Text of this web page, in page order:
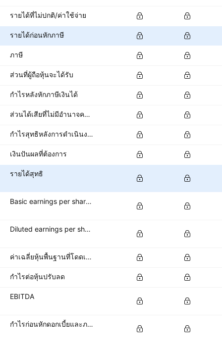
รายได้ที่ไม่ปกติ/ค่าใช้จ่าย
รายได้ก่อนหักภาษี
ภาษี
ส่วนที่ผู้ถือหุ้นจะได้รับ
กำไรหลังหักภาษีเงินได้
ส่วนได้เสียที่ไม่มีอำนาจควบคุม/ส่วนของผู้ถือหุ้นส่วนน้อย
กำไรสุทธิหลังการดำเนินงานที่ถูกยกเลิก
เงินปันผลที่ต้องการ
รายได้สุทธิ
Basic earnings per share (basic EPS)
Diluted earnings per share (diluted EPS)
ค่าเฉลี่ยหุ้นพื้นฐานที่โดดเด่น
กำไรต่อหุ้นปรับลด
EBITDA
กำไรก่อนหักดอกเบี้ยและภาษี